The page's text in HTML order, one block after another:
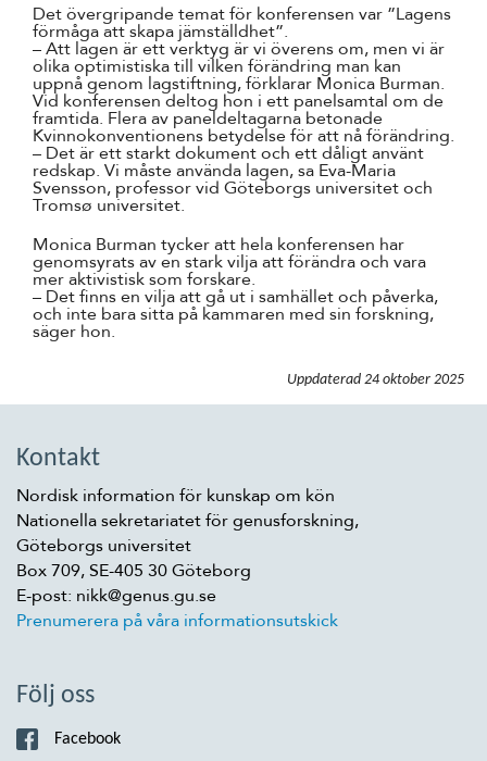
Det övergripande temat för konferensen var ”Lagens
förmåga att skapa jämställdhet”.
– Att lagen är ett verktyg är vi överens om, men vi är
olika optimistiska till vilken förändring man kan
uppnå genom lagstiftning, förklarar Monica Burman.
Vid konferensen deltog hon i ett panelsamtal om de
framtida. Flera av paneldeltagarna betonade
Kvinnokonventionens betydelse för att nå förändring.
– Det är ett starkt dokument och ett dåligt använt
redskap. Vi måste använda lagen, sa Eva-Maria
Svensson, professor vid Göteborgs universitet och
Tromsø universitet.
Monica Burman tycker att hela konferensen har
genomsyrats av en stark vilja att förändra och vara
mer aktivistisk som forskare.
– Det finns en vilja att gå ut i samhället och påverka,
och inte bara sitta på kammaren med sin forskning,
säger hon.
Uppdaterad 24 oktober 2025
Kontakt
Nordisk information för kunskap om kön
Nationella sekretariatet för genusforskning,
Göteborgs universitet
Box 709, SE-405 30 Göteborg
E-post: nikk@genus.gu.se
Prenumerera på våra informationsutskick
Följ oss
Facebook